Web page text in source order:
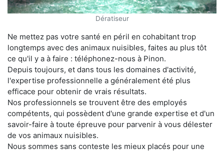
Dératiseur
Ne mettez pas votre santé en péril en cohabitant trop
longtemps avec des animaux nuisibles, faites au plus tôt
ce qu'il y a à faire : téléphonez-nous à Pinon.
Depuis toujours, et dans tous les domaines d'activité,
l'expertise professionnelle a généralement été plus
efficace pour obtenir de vrais résultats.
Nos professionnels se trouvent être des employés
compétents, qui possèdent d'une grande expertise et d'un
savoir-faire à toute épreuve pour parvenir à vous délester
de vos animaux nuisibles.
Nous sommes sans conteste les mieux placés pour une